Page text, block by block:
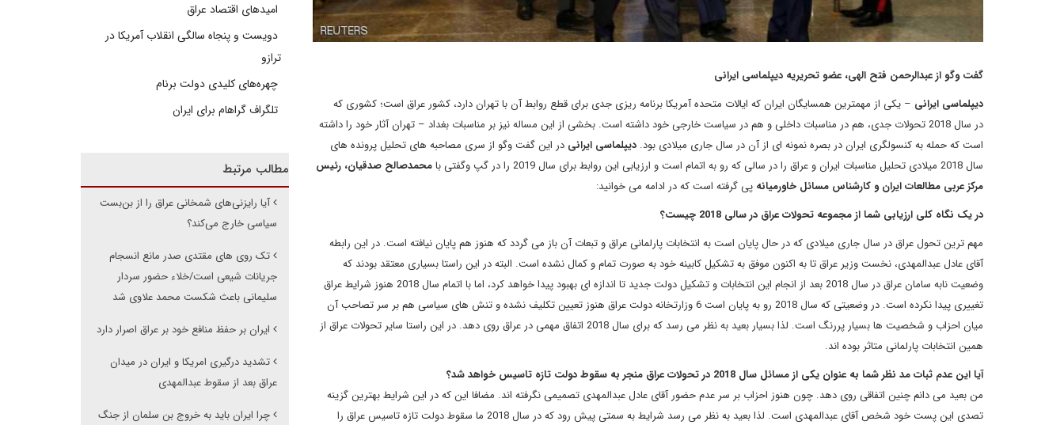
گفت وگو از عبدالرحمن فتح الهی، عضو تحریریه دیپلماسی ایرانی
دیپلماسی ایرانی – یکی از مهمترین همسایگان ایران که ایالات متحده آمریکا برنامه ریزی جدی برای قطع روابط آن با تهران دارد، کشور عراق است؛ کشوری که
در سال 2018 تحولات جدی، هم در مناسبات داخلی و هم در سیاست خارجی خود داشته است. بخشی از این مساله نیز بر مناسبات بغداد – تهران آثار خود را داشته
است که حمله به کنسولگری ایران در بصره نمونه ای از آن در سال جاری میلادی بود. دیپلماسی ایرانی در این گفت وگو از سری مصاحبه های تحلیل پرونده های
سال 2018 میلادی تحلیل مناسبات ایران و عراق را در سالی که رو به اتمام است و ارزیابی این روابط برای سال 2019 را در گپ وگفتی با
محمدصالح صدقیان، رئیس
مرکز عربی مطالعات ایران و کارشناس مسائل خاورمیانه پی گرفته است که در ادامه می خوانید:
در یک نگاه کلی ارزیابی شما از مجموعه تحولات عراق در سالی 2018 چیست؟
مهم ترین تحول عراق در سال جاری میلادی که در حال پایان است به انتخابات پارلمانی عراق و تبعات آن باز می گردد که هنوز هم پایان نیافته است. در این رابطه
آقای عادل عبدالمهدی، نخست وزیر عراق تا به اکنون موفق به تشکیل کابینه خود به صورت تمام و کمال نشده است. البته در این راستا بسیاری معتقد بودند که
وضعیت نابه سامان عراق در سال 2018 بعد از انجام این انتخابات و تشکیل دولت جدید تا اندازه ای بهبود پیدا خواهد کرد، اما با اتمام سال 2018 هنوز شرایط عراق
تغییری پیدا نکرده است. در وضعیتی که سال 2018 رو به پایان است 6 وزارتخانه دولت عراق هنوز تعیین تکلیف نشده و تنش های سیاسی هم بر سر تصاحب آن
میان احزاب و شخصیت ها بسیار پررنگ است. لذا بسیار بعید به نظر می رسد که برای سال 2018 اتفاق مهمی در عراق روی دهد. در این راستا سایر تحولات عراق از
همین انتخابات پارلمانی متاثر بوده اند.
آیا این عدم ثبات مد نظر شما به عنوان یکی از مسائل سال 2018 در تحولات عراق منجر به سقوط دولت تازه تاسیس خواهد شد؟
من بعید می دانم چنین اتفاقی روی دهد. چون هنوز احزاب بر سر عدم حضور آقای عادل عبدالمهدی تصمیمی نگرفته اند. مضافا این که در این شرایط بهترین گزینه
تصدی این پست خود شخص آقای عبدالمهدی است. لذا بعید به نظر می رسد شرایط به سمتی پیش رود که در سال 2018 ما سقوط دولت تازه تاسیس عراق را
امیدهای اقتصاد عراق
دویست و پنجاه سالگی انقلاب آمریکا در
ترازو
چهره‌های کلیدی دولت برنام
تلگراف گراهام برای ایران
مطالب مرتبط
آیا رایزنی‌های شمخانی عراق را از بن‌بست
سیاسی خارج می‌کند؟
تک روی های مقتدی صدر مانع انسجام
جریانات شیعی است/خلاء حضور سردار
سلیمانی باعث شکست محمد علاوی شد
ایران بر حفظ منافع خود بر عراق اصرار دارد
تشدید درگیری امریکا و ایران در میدان
عراق بعد از سقوط عبدالمهدی
چرا ایران باید به خروج بن سلمان از جنگ